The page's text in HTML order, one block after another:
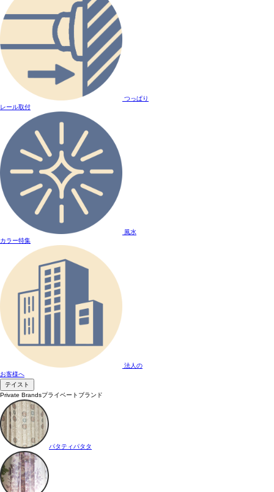
つっぱり
レール取付
風水
カラー特集
法人の
お客様へ
テイスト
Private Brandsプライベートブランド
パタティパタタ